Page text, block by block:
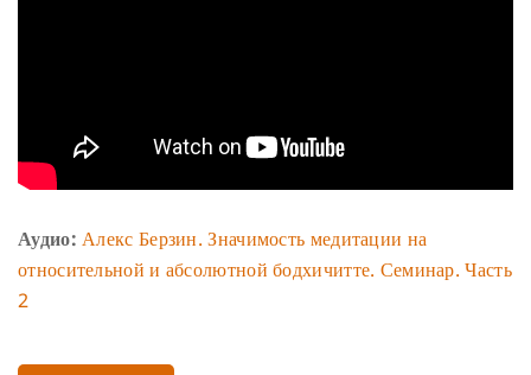
Аудио: Алекс Берзин. Значимость медитации на
относительной и абсолютной бодхичитте. Семинар. Часть
2